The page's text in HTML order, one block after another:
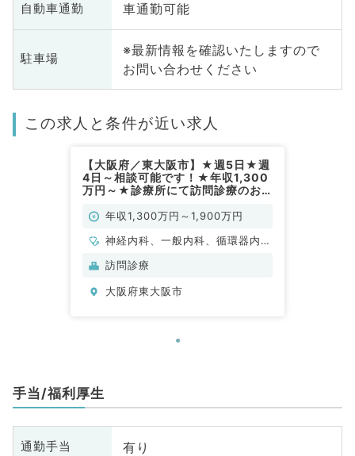
自動車通勤 車通勤可能
駐車場
※最新情報を確認いたしますので
お問い合わせください
この求人と条件が近い求人
【大阪府／東大阪市】★週5日★週
4日～相談可能です！★年収1,300
万円～★診療所にて訪問診療のお
年収1,300万円～1,900万円
神経内科、一般内科、循環器内
科、呼吸器内科、消化器内科、内
内科、血液内科、膠原病科
訪問診療
大阪府東大阪市
手当/福利厚生
通勤手当 有り